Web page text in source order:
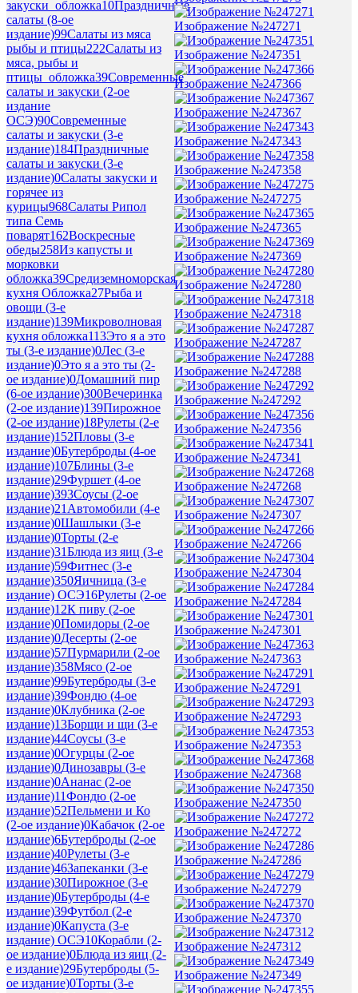
закуски_обложка10Праздничные
салаты (8-ое
издание)99Салаты из мяса
рыбы и птицы222Салаты из
мяса, рыбы и
птицы_обложка39Современные
салаты и закуски (2-ое
издание
ОСЭ)90Современные
салаты и закуски (3-е
издание)184Праздничные
салаты и закуски (3-е
издание)0Салаты закуски и
горячее из
курицы968Салаты Рипол
типа Семь
поварят162Воскресные
обеды258Из капусты и
морковки
обложка39Средиземноморская
кухня Обложка27Рыба и
овощи (3-е
издание)139Микроволновая
кухня обложка113Это я а это
ты (3-е издание)0Лес (3-е
издание)0Это я а это ты (2-
ое издание)0Домашний пир
(6-ое издание)300Вечеринка
(2-ое издание)139Пирожное
(2-ое издание)18Рулеты (2-е
издание)152Пловы (3-е
издание)0Бутерброды (4-ое
издание)107Блины (3-е
издание)29Фуршет (4-ое
издание)393Соусы (2-ое
издание)21Автомобили (4-е
издание)0Шашлыки (3-е
издание)0Торты (2-е
издание)31Блюда из яиц (3-е
издание)59Фитнес (3-е
издание)350Яичница (3-е
издание) ОСЭ16Рулеты (2-ое
издание)12К пиву (2-ое
издание)0Помидоры (2-ое
издание)0Десерты (2-ое
издание)57Пурмарили (2-ое
издание)358Мясо (2-ое
издание)99Бутерброды (3-е
издание)39Фондю (4-ое
издание)0Клубника (2-ое
издание)13Борщи и щи (3-е
издание)44Соусы (3-е
издание)0Огурцы (2-ое
издание)0Динозавры (3-е
издание)0Ананас (2-ое
издание)11Фондю (2-ое
издание)52Пельмени и Ко
(2-ое издание)0Кабачок (2-ое
издание)6Бутерброды (2-ое
издание)40Рулеты (3-е
издание)46Запеканки (3-е
издание)30Пирожное (3-е
издание)0Бутерброды (4-е
издание)39Футбол (2-е
издание)0Капуста (3-е
издание) ОСЭ10Корабли (2-
ое издание)0Блюда из яиц (2-
е издание)29Бутерброды (5-
ое издание)0Торты (3-е
Изображение №247271
Изображение №247351
Изображение №247366
Изображение №247367
Изображение №247343
Изображение №247358
Изображение №247275
Изображение №247365
Изображение №247369
Изображение №247280
Изображение №247318
Изображение №247287
Изображение №247288
Изображение №247292
Изображение №247356
Изображение №247341
Изображение №247268
Изображение №247307
Изображение №247266
Изображение №247304
Изображение №247284
Изображение №247301
Изображение №247363
Изображение №247291
Изображение №247293
Изображение №247353
Изображение №247368
Изображение №247350
Изображение №247272
Изображение №247286
Изображение №247279
Изображение №247370
Изображение №247312
Изображение №247349